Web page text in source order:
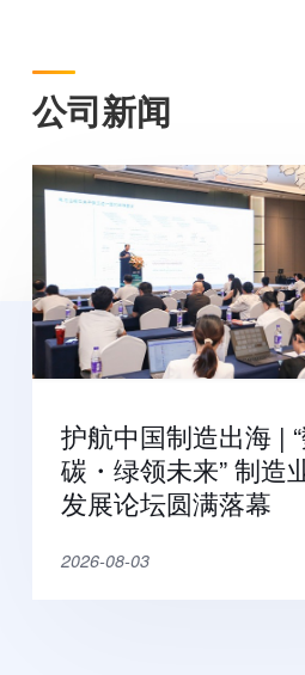
公司新闻
护航中国制造出海 |
碳・绿领未来” 制造
发展论坛圆满落幕
2026-08-03